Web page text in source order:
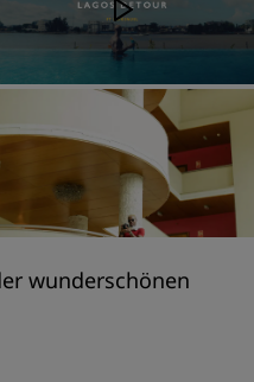
wunderschönen